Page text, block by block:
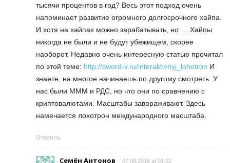
тысячи процентов в год? Весь этот подход очень
напоминает развитие огромного долгосрочного хайпа.
И хотя на хайпах можно зарабатывать, но … Хайпы
никогда не были и не будут убежищем, скорее
наоборот. Недавно очень интересную статью прочитал
по этой теме: http://sword-v.ru/interaktivnyj_lohotron И
знаете, на многое начинаешь по другому смотреть. У
нас были МММ и РДС, но что они по сравнению с
криптовалютами. Масштабы завораживают. Здесь
намечается лохотрон международного масштаба.
Ответить
Семён Антонов 07.08.2016 at 01:22